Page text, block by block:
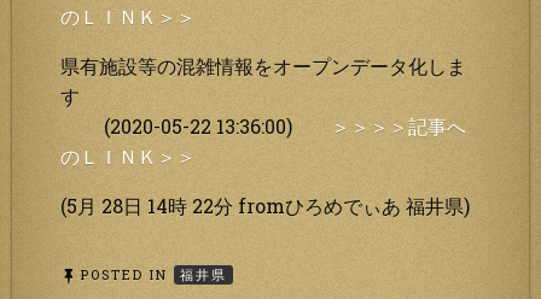
のＬＩＮＫ＞＞
県有施設等の混雑情報をオープンデータ化しま
す
(2020-05-22 13:36:00)
＞＞＞＞記事へ
のＬＩＮＫ＞＞
(5月 28日 14時 22分 fromひろめでぃあ 福井県)
POSTED IN 福井県